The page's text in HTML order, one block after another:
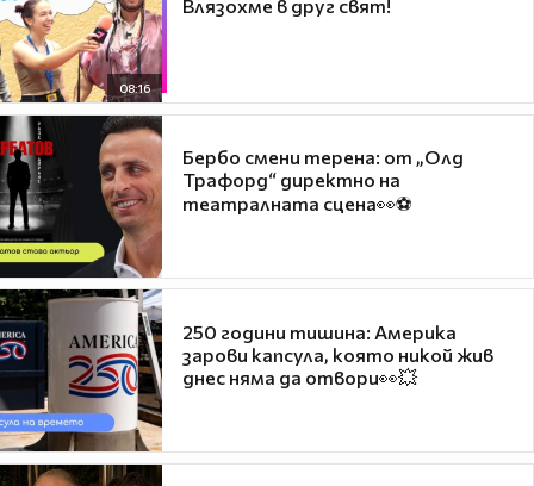
08:16
Влязохме в друг свят!
Бербо смени терена: от „Олд
Трафорд“ директно на
театралната сцена👀⚽
250 години тишина: Америка
зарови капсула, която никой жив
днес няма да отвори👀💥